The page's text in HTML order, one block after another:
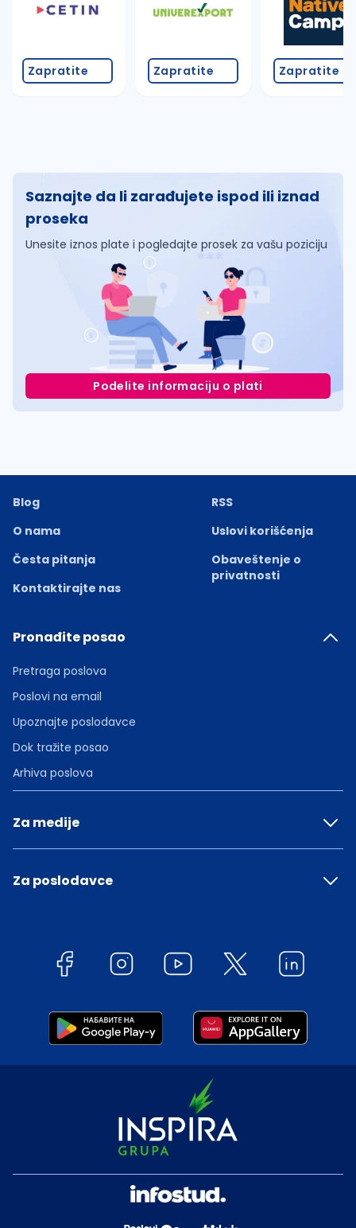
Zapratite Zapratite Zapratite
Saznajte da li zarađujete ispod ili iznad
proseka
Unesite iznos plate i pogledajte prosek za vašu poziciju
Podelite informaciju o plati
Blog
O nama
Česta pitanja
Kontaktirajte nas
RSS
Uslovi korišćenja
Obaveštenje o
privatnosti
Pronađite posao
Pretraga poslova
Poslovi na email
Upoznajte poslodavce
Dok tražite posao
Arhiva poslova
Za medije
Za poslodavce